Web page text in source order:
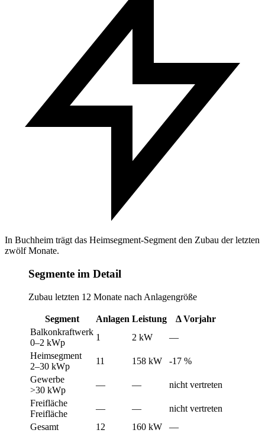
In Buchheim trägt das Heimsegment-Segment den Zubau der letzten
zwölf Monate.
Segmente im Detail
Zubau letzten 12 Monate nach Anlagengröße
Segment Anlagen Leistung
Δ Vorjahr
Balkonkraftwerk
0–2 kWp
1 2 kW
—
Heimsegment
2–30 kWp
11 158 kW
-17 %
Gewerbe
>30 kWp
— —
nicht vertreten
Freifläche
Freifläche
— —
nicht vertreten
Gesamt
12 160 kW
—